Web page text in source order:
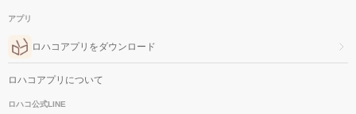
アプリ
ロハコアプリをダウンロード
ロハコアプリについて
ロハコ公式LINE